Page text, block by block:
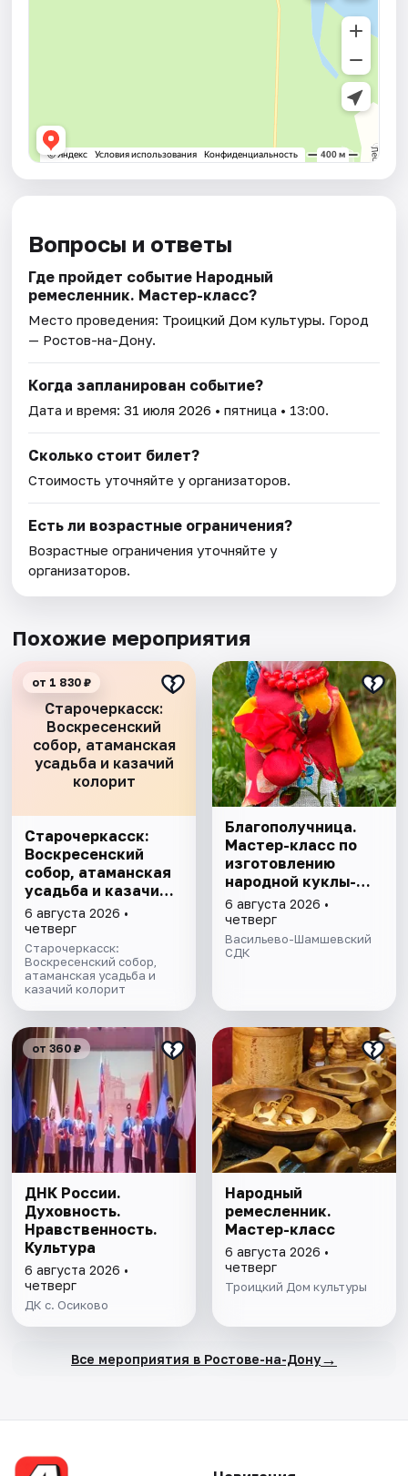
Вопросы и ответы
Где пройдет событие Народный
ремесленник. Мастер-класс?
Место проведения: Троицкий Дом культуры. Город
— Ростов-на-Дону.
Когда запланирован событие?
Дата и время:31 июля 2026 • пятница • 13:00.
Сколько стоит билет?
Стоимость уточняйте у организаторов.
Есть ли возрастные ограничения?
Возрастные ограничения уточняйте у
организаторов.
Похожие мероприятия
Старочеркасск:
Воскресенский
собор, атаманская
усадьба и казачий
колорит
от 1 830 ₽
Старочеркасск:
Воскресенский
собор, атаманская
усадьба и казачий
колорит
6 августа 2026 •
четверг
Старочеркасск:
Воскресенский собор,
атаманская усадьба и
казачий колорит
Благополучница.
Мастер-класс по
изготовлению
народной куклы-
оберега
6 августа 2026 •
четверг
Васильево-Шамшевский
СДК
от 360 ₽
ДНК России.
Духовность.
Нравственность.
Культура
6 августа 2026 •
четверг
ДК с. Осиково
Народный
ремесленник.
Мастер-класс
6 августа 2026 •
четверг
Троицкий Дом культуры
Все мероприятия в Ростове-на-Дону→